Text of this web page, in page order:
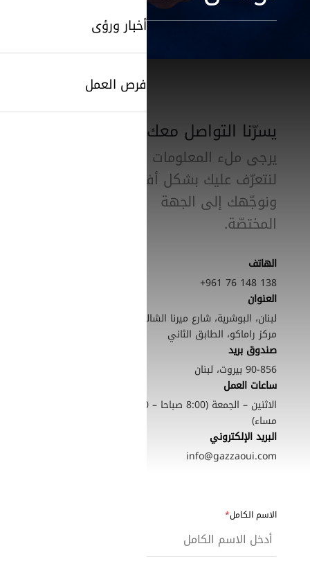
أخبار ورؤى
فرص العمل
يسرّنا التواصل معك
يرجى ملء المعلومات أدناه
لنتعرّف عليك بشكل أفضل
ونوجّهك إلى الجهة
المختصّة.
الهاتف
+961 76 148 138
العنوان
لبنان، البوشرية، شارع ميرنا الشالوحي،
مركز راماكو، الطابق الثاني
صندوق بريد
90-856 بيروت، لبنان
ساعات العمل
الاثنين – الجمعة (8:00 صباحا – 5:00
مساء)
البريد الإلكتروني
info@gazzaoui.com
الاسم الكامل